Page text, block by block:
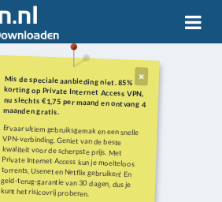
Mis de speciale aanbieding niet. 85%
korting op Private Internet Access VPN,
nu slechts €1,75 per maand en ontvang 4
maanden gratis.
Ervaar ultiem gebruiksgemak en een snelle
VPN-verbinding. Geniet van de beste
kwaliteit voor de scherpste prijs. Met
Private Internet Access kun je moeiteloos
torrents, Usenet en Netflix gebruiken! En
geld-terug-garantie van 30 dagen, dus je
kunt het risicovrij proberen.